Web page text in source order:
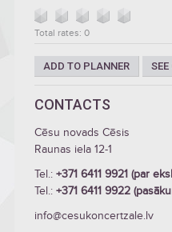
Total rates: 0
ADD TO PLANNER
CONTACTS
Cēsu novads Cēsis
Raunas iela 12-1
Tel.: +371 6411 9921 (par
Tel.: +371 6411 9922
info@cesukoncertzale.lv